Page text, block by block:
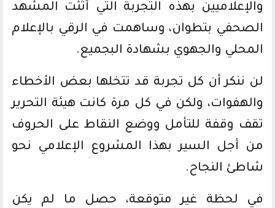
والإعلاميين بهذه التجربة التي أثثت المشهد
الصحفي بتطوان، وساهمت في الرقي بالإعلام
المحلي والجهوي بشهادة البجميع.
لن ننكر أن كل تجربة قد تتخلها بعض الأخطاء
والهفوات، ولكن في كل مرة كانت هيئة التحرير
تقف وقفة للتأمل ووضع النقاط على الحروف
من أجل السير بهذا المشروع الإعلامي نحو
شاطئ النجاح.
في لحظة غير متوقعة، حصل ما لم يكن